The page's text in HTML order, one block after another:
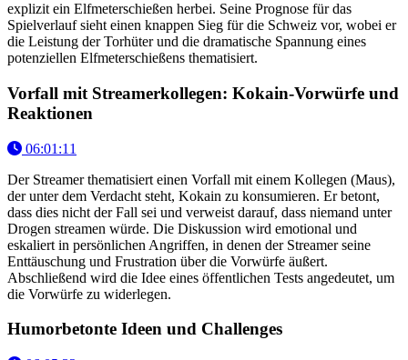
explizit ein Elfmeterschießen herbei. Seine Prognose für das
Spielverlauf sieht einen knappen Sieg für die Schweiz vor, wobei er
die Leistung der Torhüter und die dramatische Spannung eines
potenziellen Elfmeterschießens thematisiert.
Vorfall mit Streamerkollegen: Kokain-Vorwürfe und
Reaktionen
06:01:11
Der Streamer thematisiert einen Vorfall mit einem Kollegen (Maus),
der unter dem Verdacht steht, Kokain zu konsumieren. Er betont,
dass dies nicht der Fall sei und verweist darauf, dass niemand unter
Drogen streamen würde. Die Diskussion wird emotional und
eskaliert in persönlichen Angriffen, in denen der Streamer seine
Enttäuschung und Frustration über die Vorwürfe äußert.
Abschließend wird die Idee eines öffentlichen Tests angedeutet, um
die Vorwürfe zu widerlegen.
Humorbetonte Ideen und Challenges